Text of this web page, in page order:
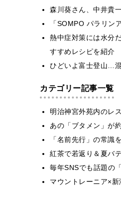
森川葵さん、中井貴
「SOMPO パラリン
熱中症対策には水分
すすめレシピを紹介
ひどいよ富士登山…
カテゴリー記事一覧
明治神宮外苑内のレ
あの「ブタメン」が
「名前先行」の常
紅茶で若返り＆夏バ
毎年SNSでも話題の
マウントレーニア×